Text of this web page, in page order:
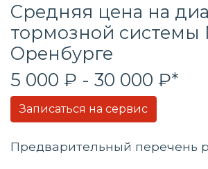
Средняя цена на
тормозной системы
Оренбурге
5 000 ₽ - 30 000 ₽*
Записаться на сервис
Предварительный перечень